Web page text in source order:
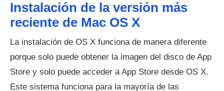
Instalación de la versión más
reciente de Mac OS X
La instalación de OS X funciona de manera diferente
porque solo puede obtener la imagen del disco de App
Store y solo puede acceder a App Store desde OS X.
Este sistema funciona para la mayoría de las